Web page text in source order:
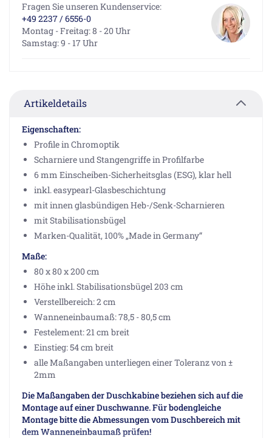
Fragen Sie unseren Kundenservice:
+49 2237 / 6556-0
Montag - Freitag: 8 - 20 Uhr
Samstag: 9 - 17 Uhr
Artikeldetails
Eigenschaften:
Profile in Chromoptik
Scharniere und Stangengriffe in Profilfarbe
6 mm Einscheiben-Sicherheitsglas (ESG), klar hell
inkl. easypearl-Glasbeschichtung
mit innen glasbündigen Heb-/Senk-Scharnieren
mit Stabilisationsbügel
Marken-Qualität, 100% „Made in Germany“
Maße:
80 x 80 x 200 cm
Höhe inkl. Stabilisationsbügel 203 cm
Verstellbereich: 2 cm
Wanneneinbaumaß: 78,5 - 80,5 cm
Festelement: 21 cm breit
Einstieg: 54 cm breit
alle Maßangaben unterliegen einer Toleranz von ±
2mm
Die Maßangaben der Duschkabine beziehen sich auf die
Montage auf einer Duschwanne. Für bodengleiche
Montage bitte die Abmessungen vom Duschbereich mit
dem Wanneneinbaumaß prüfen!